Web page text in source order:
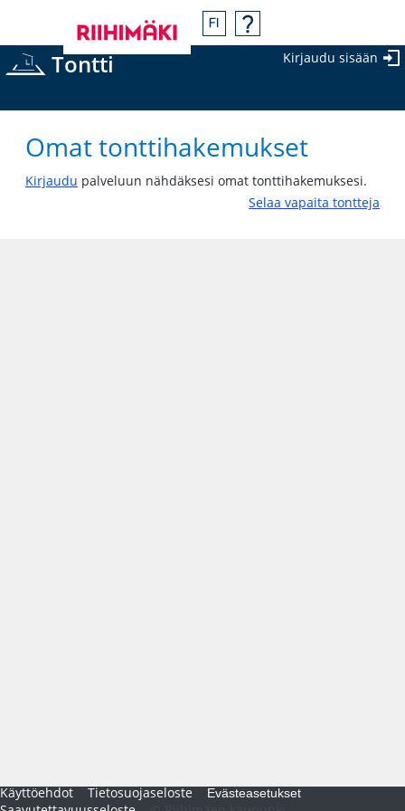
Tontti Kirjaudu sisään
Omat tonttihakemukset
Kirjaudu palveluun nähdäksesi omat tonttihakemuksesi.
Selaa vapaita tontteja
Käyttöehdot Tietosuojaseloste Evästeasetukset